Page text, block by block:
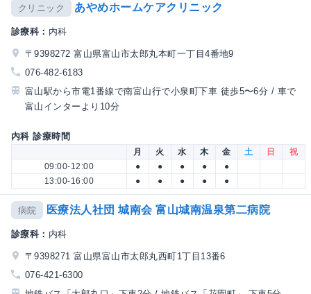
クリニック あやめホームケアクリニック
診療科： 内科
〒9398272 富山県富山市太郎丸本町一丁目4番地9
076-482-6183
富山駅から市電1番線で南富山行で小泉町下車 徒歩5〜6分 / 車で
富山インターより10分
内科 診療時間
月 火 水 木 金 土 日
祝
09:00-12:00
● ● ● ●
●
13:00-16:00
● ● ● ● ●
病院 医療法人社団 城南会 富山城南温泉第二病院
診療科： 内科
〒9398271 富山県富山市太郎丸西町1丁目13番6
076-421-6300